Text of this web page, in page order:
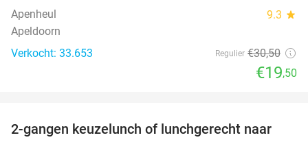
Apenheul 9.3 star
Apeldoorn
Verkocht: 33.653
Regulier €30,50
€19,50
39%
2-gangen keuzelunch of lunchgerecht naar